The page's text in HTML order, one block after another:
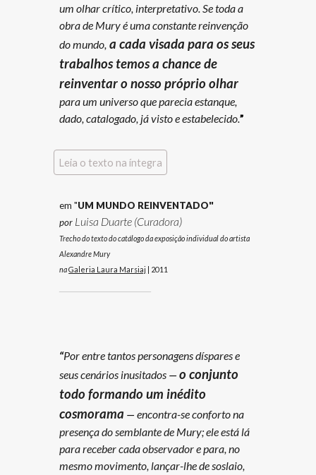
um olhar crítico, interpretativo. Se toda a
obra de Mury é uma constante reinvenção
do mundo, a cada visada para os seus
trabalhos temos a chance de
reinventar o nosso próprio olhar
para um universo que parecia estanque,
dado, catalogado, já visto e estabelecido.”
Leia o texto na íntegra
em "UM MUNDO REINVENTADO"
por Luisa Duarte (Curadora)
Trecho dotexto docatálogo da exposição individual do artista
Alexandre Mury
naGaleria Laura Marsiaj | 2011
“Por entre tantos personagens díspares e
seus cenários inusitados — o conjunto
todo formando um inédito
cosmorama — encontra-se conforto na
presença do semblante de Mury; ele está lá
para receber cada observador e para, no
mesmo movimento, lançar-lhe de soslaio,